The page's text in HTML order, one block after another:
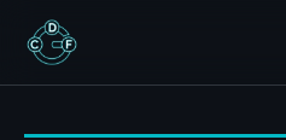
REVIEWS